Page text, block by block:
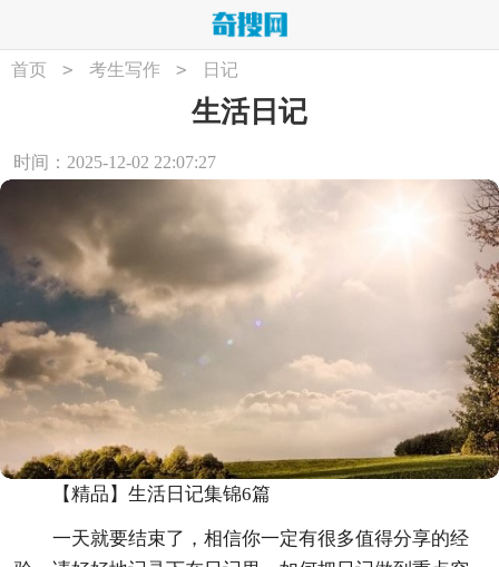
首页 > 考生写作 > 日记
生活日记
时间：2025-12-02 22:07:27
【精品】生活日记集锦6篇
一天就要结束了，相信你一定有很多值得分享的经